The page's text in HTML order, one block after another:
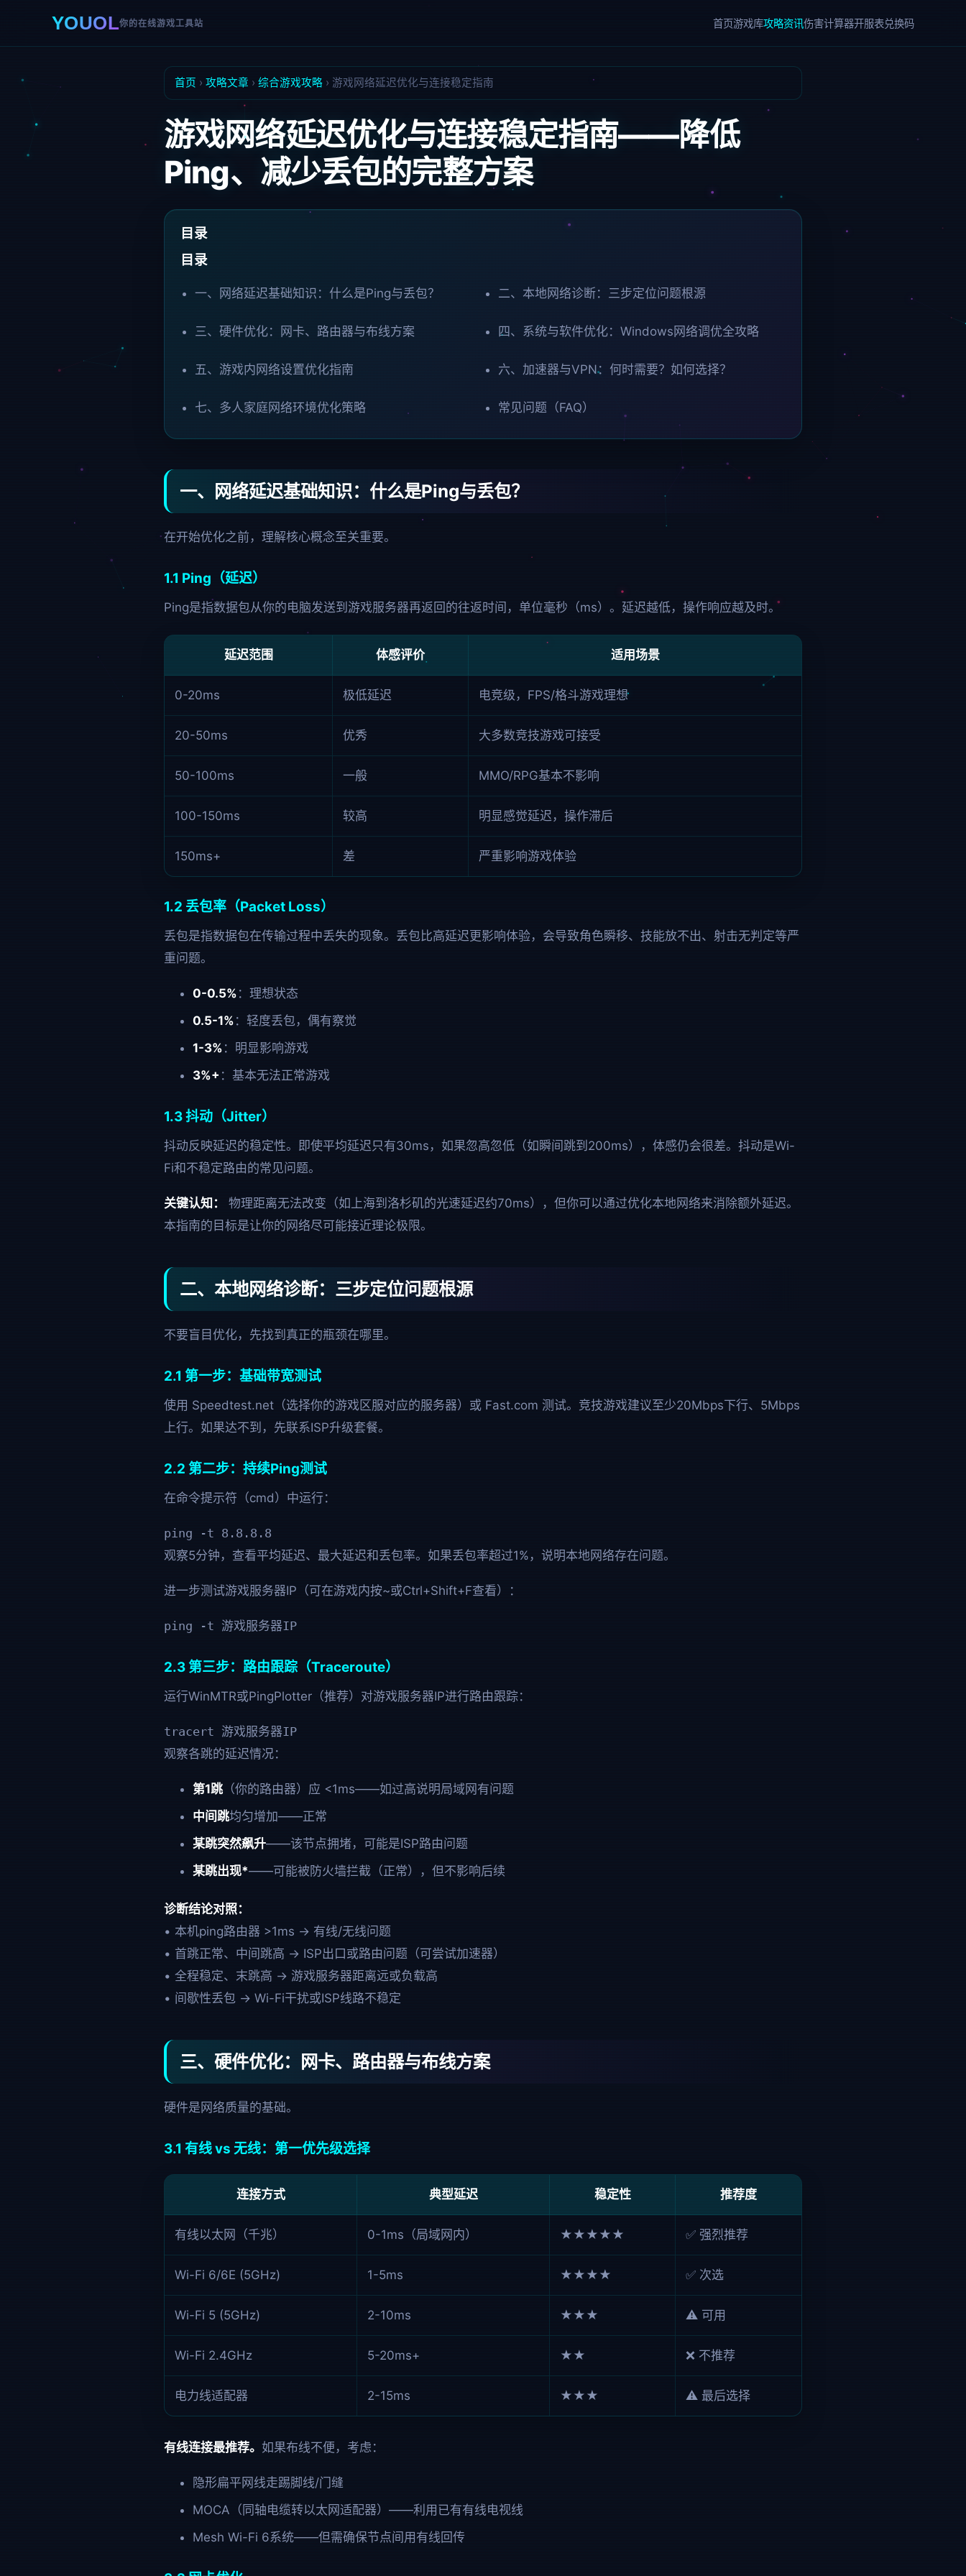
YOUOL你的在线游戏工具站 首页游戏库攻略资讯伤害计算器开服表兑换码
首页 › 攻略文章 › 综合游戏攻略 › 游戏网络延迟优化与连接稳定指南
游戏网络延迟优化与连接稳定指南——降低
Ping、减少丢包的完整方案
目录
目录
一、网络延迟基础知识：什么是Ping与丢包？ 二、本地网络诊断：三步定位问题根源
三、硬件优化：网卡、路由器与布线方案 四、系统与软件优化：Windows网络调优全攻略
五、游戏内网络设置优化指南 六、加速器与VPN：何时需要？如何选择？
七、多人家庭网络环境优化策略 常见问题（FAQ）
一、网络延迟基础知识：什么是Ping与丢包？
在开始优化之前，理解核心概念至关重要。
1.1 Ping（延迟）
Ping是指数据包从你的电脑发送到游戏服务器再返回的往返时间，单位毫秒（ms）。延迟越低，操作响应越及时。
延迟范围 体感评价 适用场景
0-20ms 极低延迟 电竞级，FPS/格斗游戏理想
20-50ms 优秀 大多数竞技游戏可接受
50-100ms 一般 MMO/RPG基本不影响
100-150ms 较高 明显感觉延迟，操作滞后
150ms+ 差 严重影响游戏体验
1.2 丢包率（Packet Loss）
丢包是指数据包在传输过程中丢失的现象。丢包比高延迟更影响体验，会导致角色瞬移、技能放不出、射击无判定等严
重问题。
0-0.5% ：理想状态
0.5-1% ：轻度丢包，偶有察觉
1-3% ：明显影响游戏
3%+ ：基本无法正常游戏
1.3 抖动（Jitter）
抖动反映延迟的稳定性。即使平均延迟只有30ms，如果忽高忽低（如瞬间跳到200ms），体感仍会很差。抖动是Wi-
Fi和不稳定路由的常见问题。
关键认知：
物理距离无法改变（如上海到洛杉矶的光速延迟约70ms），但你可以通过优化本地网络来消除额外延迟。
本指南的目标是让你的网络尽可能接近理论极限。
二、本地网络诊断：三步定位问题根源
不要盲目优化，先找到真正的瓶颈在哪里。
2.1 第一步：基础带宽测试
使用 Speedtest.net（选择你的游戏区服对应的服务器）或 Fast.com 测试。竞技游戏建议至少20Mbps下行、5Mbps
上行。如果达不到，先联系ISP升级套餐。
2.2 第二步：持续Ping测试
在命令提示符（cmd）中运行：
ping -t 8.8.8.8
观察5分钟，查看平均延迟、最大延迟和丢包率。如果丢包率超过1%，说明本地网络存在问题。
进一步测试游戏服务器IP（可在游戏内按~或Ctrl+Shift+F查看）：
ping -t 游戏服务器IP
2.3 第三步：路由跟踪（Traceroute）
运行WinMTR或PingPlotter（推荐）对游戏服务器IP进行路由跟踪：
tracert 游戏服务器IP
观察各跳的延迟情况：
第1跳（你的路由器）应 <1ms——如过高说明局域网有问题
中间跳均匀增加——正常
某跳突然飙升——该节点拥堵，可能是ISP路由问题
某跳出现*——可能被防火墙拦截（正常），但不影响后续
诊断结论对照：
• 本机ping路由器 >1ms → 有线/无线问题
• 首跳正常、中间跳高 → ISP出口或路由问题（可尝试加速器）
• 全程稳定、末跳高 → 游戏服务器距离远或负载高
• 间歇性丢包 → Wi-Fi干扰或ISP线路不稳定
三、硬件优化：网卡、路由器与布线方案
硬件是网络质量的基础。
3.1 有线 vs 无线：第一优先级选择
连接方式 典型延迟 稳定性 推荐度
有线以太网（千兆） 0-1ms（局域网内） ★★★★★ ✅ 强烈推荐
Wi-Fi 6/6E (5GHz) 1-5ms ★★★★ ✅ 次选
Wi-Fi 5 (5GHz) 2-10ms ★★★ ⚠️ 可用
Wi-Fi 2.4GHz 5-20ms+ ★★ ❌ 不推荐
电力线适配器 2-15ms ★★★ ⚠️ 最后选择
有线连接最推荐。 如果布线不便，考虑：
隐形扁平网线走踢脚线/门缝
MOCA（同轴电缆转以太网适配器）——利用已有有线电视线
Mesh Wi-Fi 6系统——但需确保节点间用有线回传